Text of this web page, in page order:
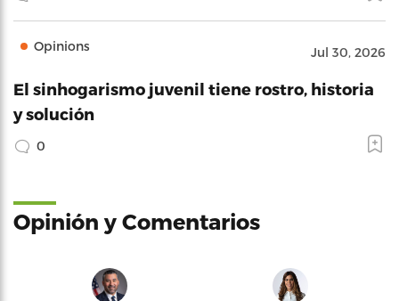
Opinions Jul 30, 2026
El sinhogarismo juvenil tiene rostro, historia
y solución
0
Opinión y Comentarios